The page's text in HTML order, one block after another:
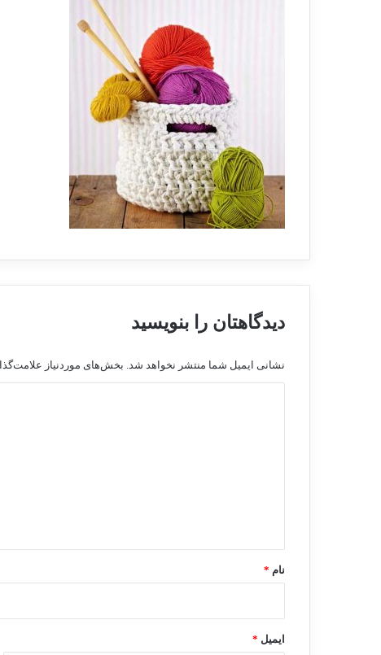
دیدگاهتان را بنویسید
نشانی ایمیل شما منتشر نخواهد شد. بخش‌های موردنیاز
نام *
ایمیل *